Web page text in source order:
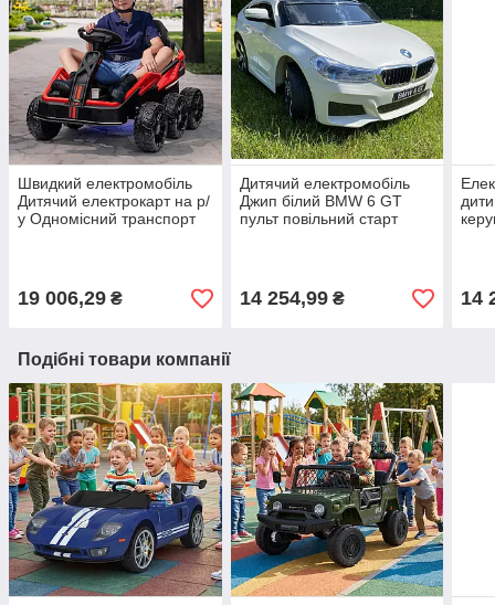
Швидкий електромобіль
Дитячий електрокарт на р/
у Одномісний транспорт
19 006,29 ₴
Дитячий електромобіль
Джип білий BMW 6 GT
пульт повільний старт
14 254,99₴ 14
Подібні товари компанії